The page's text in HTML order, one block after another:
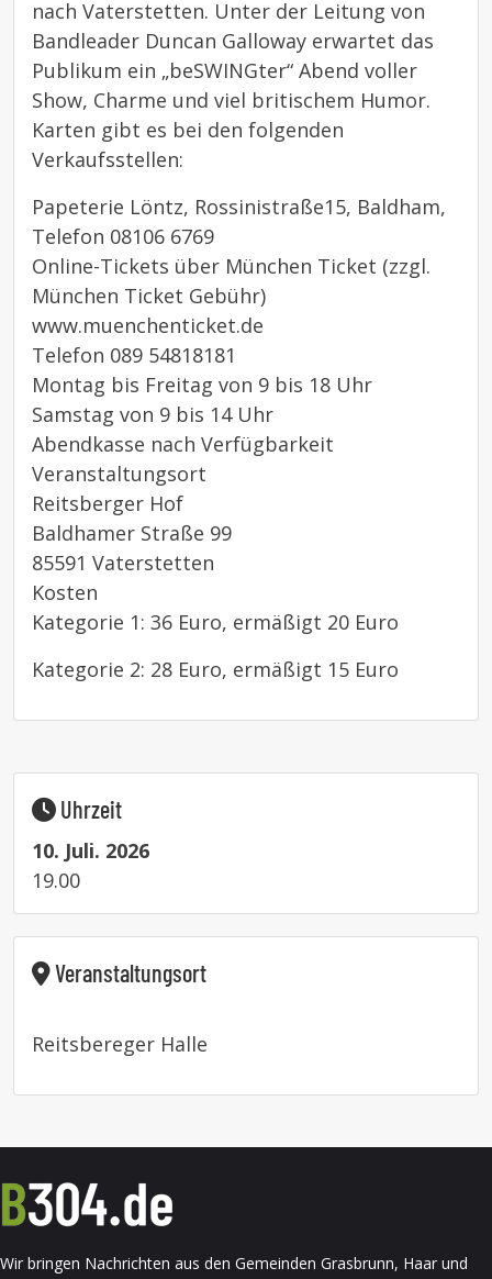
nach Vaterstetten. Unter der Leitung von
Bandleader Duncan Galloway erwartet das
Publikum ein „beSWINGter“ Abend voller
Show, Charme und viel britischem Humor.
Karten gibt es bei den folgenden
Verkaufsstellen:
Papeterie Löntz, Rossinistraße15, Baldham,
Telefon 08106 6769
Online-Tickets über München Ticket (zzgl.
München Ticket Gebühr)
www.muenchenticket.de
Telefon 089 54818181
Montag bis Freitag von 9 bis 18 Uhr
Samstag von 9 bis 14 Uhr
Abendkasse nach Verfügbarkeit
Veranstaltungsort
Reitsberger Hof
Baldhamer Straße 99
85591 Vaterstetten
Kosten
Kategorie 1: 36 Euro, ermäßigt 20 Euro
Kategorie 2: 28 Euro, ermäßigt 15 Euro
Uhrzeit
10. Juli. 2026
19.00
Veranstaltungsort
Reitsbereger Halle
Wir bringen Nachrichten aus den Gemeinden Grasbrunn, Haar und